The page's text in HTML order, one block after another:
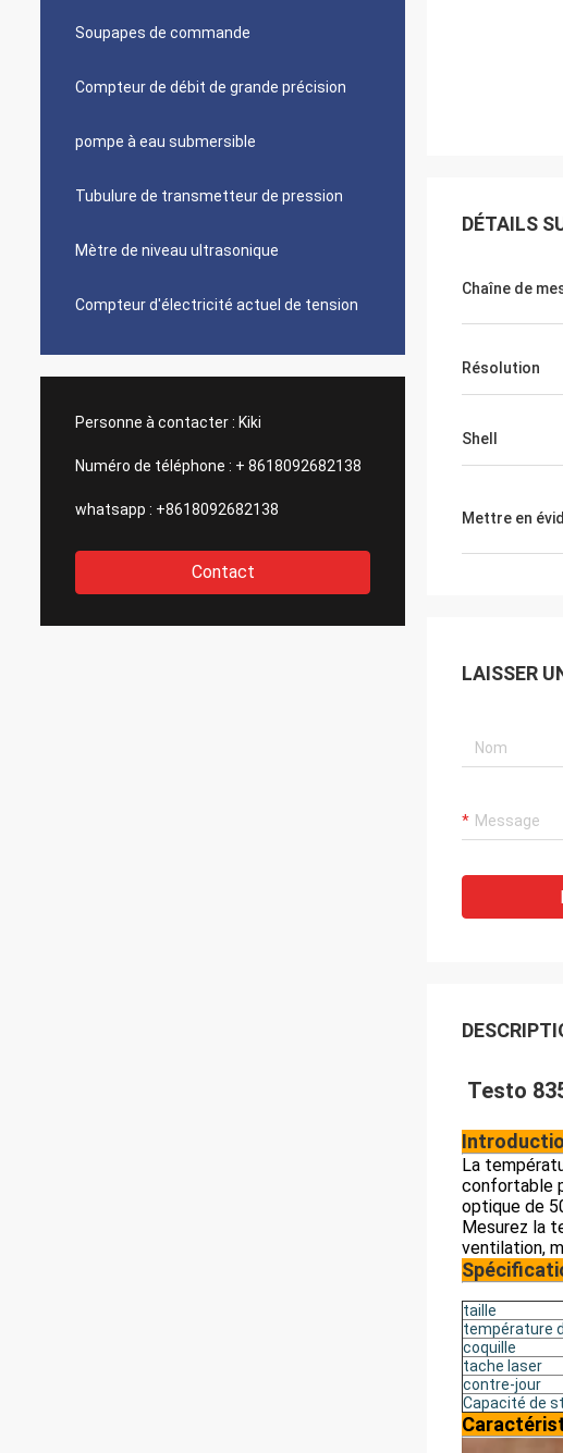
Soupapes de commande
Compteur de débit de grande précision
pompe à eau submersible
Tubulure de transmetteur de pression
Mètre de niveau ultrasonique
Compteur d'électricité actuel de tension
Personne à contacter : Kiki
Numéro de téléphone : + 8618092682138
whatsapp : +8618092682138
Contact
DÉTAILS
Chaîne de
Résolution
Shell
Mettre en
LAISSER
Testo
La
confortable
optique de
Mesurez la
ventilation,
taille
température
coquille
tache laser
contre-jour
Capacité de